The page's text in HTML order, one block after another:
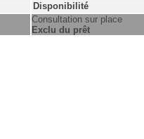
Disponibilité
Consultation sur place
Exclu du prêt